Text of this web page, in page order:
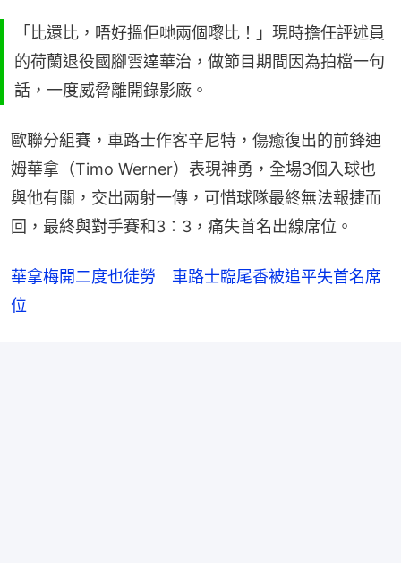
「比還比，唔好搵佢哋兩個嚟比！」現時擔任評述員
的荷蘭退役國腳雲達華治，做節目期間因為拍檔一句
話，一度威脅離開錄影廠。
歐聯分組賽，車路士作客辛尼特，傷癒復出的前鋒迪
姆華拿（Timo Werner）表現神勇，全場3個入球也
與他有關，交出兩射一傳，可惜球隊最終無法報捷而
回，最終與對手賽和3：3，痛失首名出線席位。
華拿梅開二度也徒勞　車路士臨尾香被追平失首名席
位